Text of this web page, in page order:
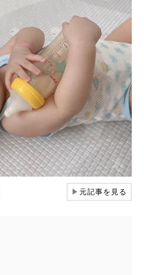
▶元記事を見る